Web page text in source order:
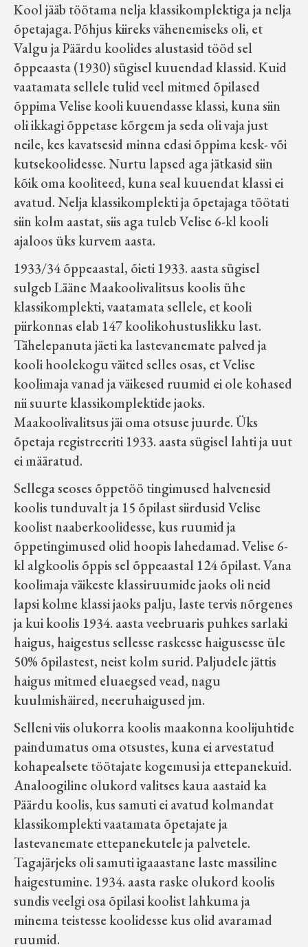
Kool jääb töötama nelja klassikomplektiga ja nelja
õpetajaga. Põhjus kiireks vähenemiseks oli, et
Valgu ja Päärdu koolides alustasid tööd sel
õppeaasta (1930) sügisel kuuendad klassid. Kuid
vaatamata sellele tulid veel mitmed õpilased
õppima Velise kooli kuuendasse klassi, kuna siin
oli ikkagi õppetase kõrgem ja seda oli vaja just
neile, kes kavatsesid minna edasi õppima kesk- või
kutsekoolidesse. Nurtu lapsed aga jätkasid siin
kõik oma kooliteed, kuna seal kuuendat klassi ei
avatud. Nelja klassikomplekti ja õpetajaga töötati
siin kolm aastat, siis aga tuleb Velise 6-kl kooli
ajaloos üks kurvem aasta.
1933/34 õppeaastal, õieti 1933. aasta sügisel
sulgeb Lääne Maakoolivalitsus koolis ühe
klassikomplekti, vaatamata sellele, et kooli
piirkonnas elab 147 koolikohustuslikku last.
Tähelepanuta jäeti ka lastevanemate palved ja
kooli hoolekogu väited selles osas, et Velise
koolimaja vanad ja väikesed ruumid ei ole kohased
nii suurte klassikomplektide jaoks.
Maakoolivalitsus jäi oma otsuse juurde. Üks
õpetaja registreeriti 1933. aasta sügisel lahti ja uut
ei määratud.
Sellega seoses õppetöö tingimused halvenesid
koolis tunduvalt ja 15 õpilast siirdusid Velise
koolist naaberkoolidesse, kus ruumid ja
õppetingimused olid hoopis lahedamad. Velise 6-
kl algkoolis õppis sel õppeaastal 124 õpilast. Vana
koolimaja väikeste klassiruumide jaoks oli neid
lapsi kolme klassi jaoks palju, laste tervis nõrgenes
ja kui koolis 1934. aasta veebruaris puhkes sarlaki
haigus, haigestus sellesse raskesse haigusesse üle
50% õpilastest, neist kolm surid. Paljudele jättis
haigus mitmed eluaegsed vead, nagu
kuulmishäired, neeruhaigused jm.
Selleni viis olukorra koolis maakonna koolijuhtide
paindumatus oma otsustes, kuna ei arvestatud
kohapealsete töötajate kogemusi ja ettepanekuid.
Analoogiline olukord valitses kaua aastaid ka
Päärdu koolis, kus samuti ei avatud kolmandat
klassikomplekti vaatamata õpetajate ja
lastevanemate ettepanekutele ja palvetele.
Tagajärjeks oli samuti igaaastane laste massiline
haigestumine. 1934. aasta raske olukord koolis
sundis veelgi osa õpilasi koolist lahkuma ja
minema teistesse koolidesse kus olid avaramad
ruumid.